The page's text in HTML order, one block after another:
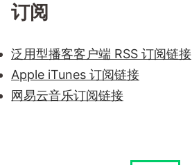
订阅
泛用型播客客户端 RSS 订阅链接
Apple iTunes 订阅链接
网易云音乐订阅链接